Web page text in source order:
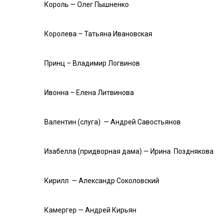
Король — Олег Пышненко
Королева – Татьяна Ивановская
Принц – Владимир Логвинов
Ивонна – Елена Литвинова
Валентин (слуга) — Андрей Савостьянов
Изабелла (придворная дама) — Ирина Позднякова
Кирилл — Александр Соколовский
Камергер — Андрей Кирьян